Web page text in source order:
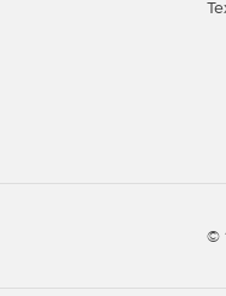
модели
(LandXML), MIF/MID и
©